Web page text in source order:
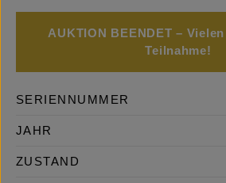
AUKTION BEENDET –
Teilnahme!
SERIENNUMMER
JAHR
ZUSTAND